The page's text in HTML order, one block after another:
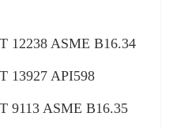
ASME B16.34
API598
ASME B16.35